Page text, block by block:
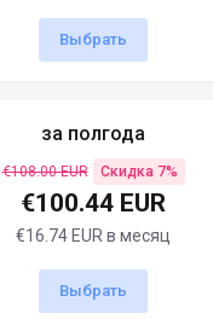
Выбрать
за полгода
€108.00 EUR Скидка 7%
€100.44 EUR
€16.74 EUR в месяц
Выбрать